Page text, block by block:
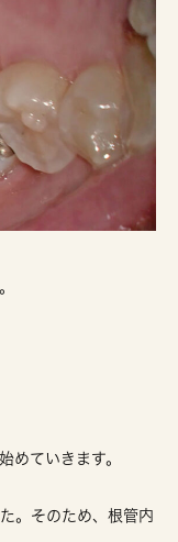
めていきます。
。そのため、根管内